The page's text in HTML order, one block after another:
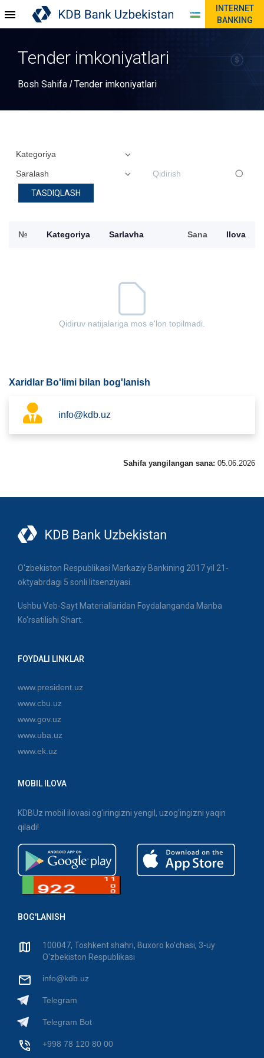
INTERNET
BANKING
Tender imkoniyatlari
Bosh Sahifa /Tender imkoniyatlari
TASDIQLASH
№ Kategoriya Sarlavha Sana Ilova
Qidiruv natijalariga mos e'lon topilmadi.
Xaridlar Bo'limi bilan bog'lanish
info@kdb.uz
Sahifa yangilangan sana: 05.06.2026
O'zbekiston Respublikasi Markaziy Bankining 2017 yil 21-
oktyabrdagi 5 sonli litsenziyasi.
Ushbu Veb-Sayt Materiallaridan Foydalanganda Manba
Ko'rsatilishi Shart.
FOYDALI LINKLAR
www.president.uz
www.cbu.uz
www.gov.uz
www.uba.uz
www.ek.uz
MOBIL ILOVA
KDBUz mobil ilovasi og'iringizni yengil, uzog'ingizni yaqin
qiladi!
BOG'LANISH
100047, Toshkent shahri, Buxoro ko'chasi, 3-uy
O'zbekiston Respublikasi
info@kdb.uz
Telegram
Telegram Bot
+998 78 120 80 00